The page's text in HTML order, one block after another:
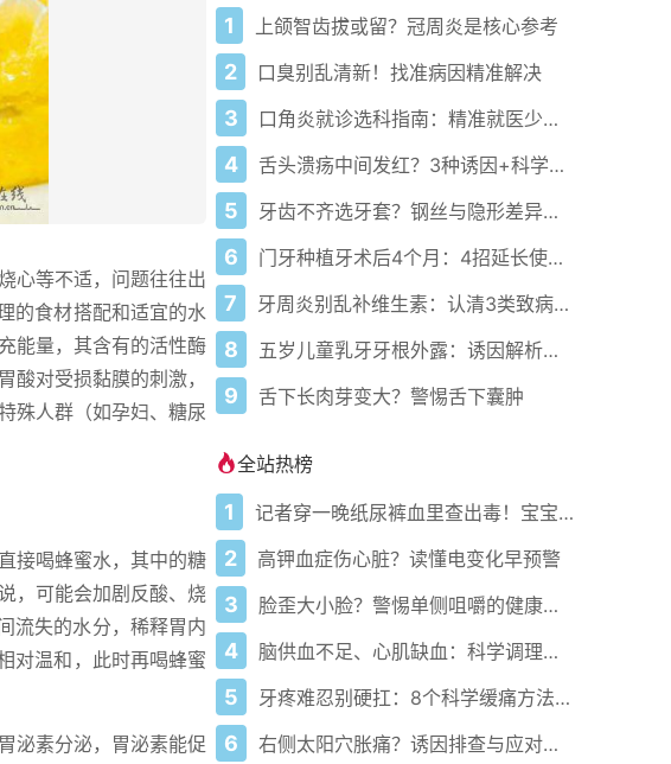
心等不适，问题往往出
的食材搭配和适宜的水
能量，其含有的活性酶
酸对受损黏膜的刺激，
殊人群（如孕妇、糖尿
接喝蜂蜜水，其中的糖
，可能会加剧反酸、烧
流失的水分，稀释胃内
对温和，此时再喝蜂蜜
泌素分泌，胃泌素能促
1 上颌智齿拔或留？冠周炎是核心参考
2 口臭别乱清新！找准病因精准解决
3 口角炎就诊选科指南：精准就医少走弯路
4 舌头溃疡中间发红？3种诱因+科学应对指南
5 牙齿不齐选牙套？钢丝与隐形差异全解析
6 门牙种植牙术后4个月：4招延长使用寿命
7 牙周炎别乱补维生素：认清3类致病元凶
8 五岁儿童乳牙牙根外露：诱因解析与科学应对
9 舌下长肉芽变大？警惕舌下囊肿
全站热榜
1 记者穿一晚纸尿裤血里查出毒！宝宝血液浓度竟是成人的5倍？
2 高钾血症伤心脏？读懂电变化早预警
3 脸歪大小脸？警惕单侧咀嚼的健康陷阱
4 脑供血不足、心肌缺血：科学调理全攻略
5 牙疼难忍别硬扛：8个科学缓痛方法收好
6 右侧太阳穴胀痛？诱因排查与应对指南